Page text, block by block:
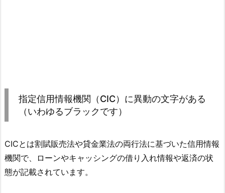
指定信用情報機関（CIC）に異動の文字がある
（いわゆるブラックです）
CICとは割賦販売法や貸金業法の両行法に基づいた信用情報
機関で、ローンやキャッシングの借り入れ情報や返済の状
態が記載されています。